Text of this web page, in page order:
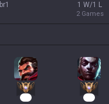
br1
1 W/1 L
2 Games